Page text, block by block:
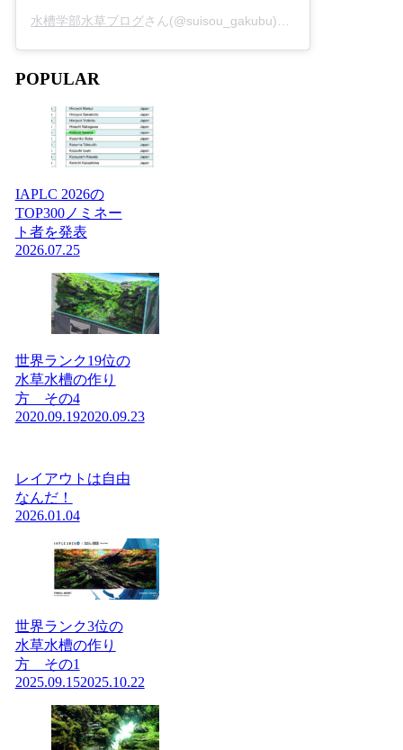
水槽学部水草ブログさん(@suisou_gakubu)がシェアした投稿 -
POPULAR
IAPLC 2026の
TOP300ノミネー
ト者を発表
2026.07.25
世界ランク19位の
水草水槽の作り
方 その4
2020.09.192020.09.23
レイアウトは自由
なんだ！
2026.01.04
世界ランク3位の
水草水槽の作り
方 その1
2025.09.152025.10.22